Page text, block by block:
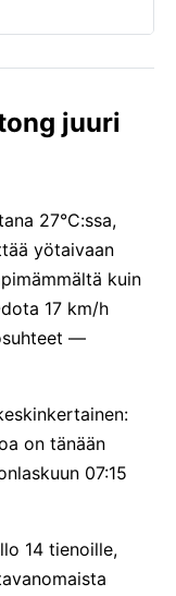
juuri
27°C:ssa,
yötaivaan
kuin
17 km/h
—
on tänään
07:15
14 tienoille,